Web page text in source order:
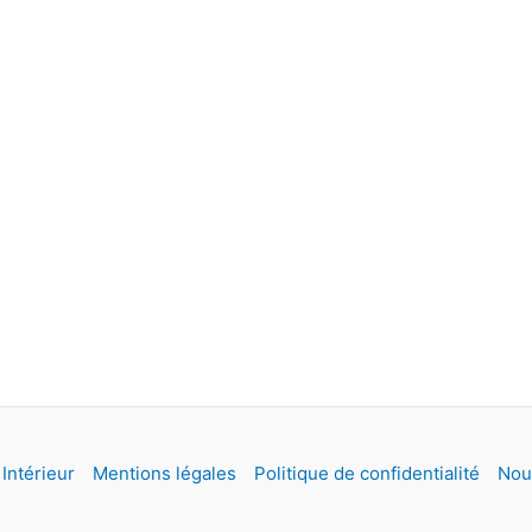
Mentions légales Politique de confidentialité